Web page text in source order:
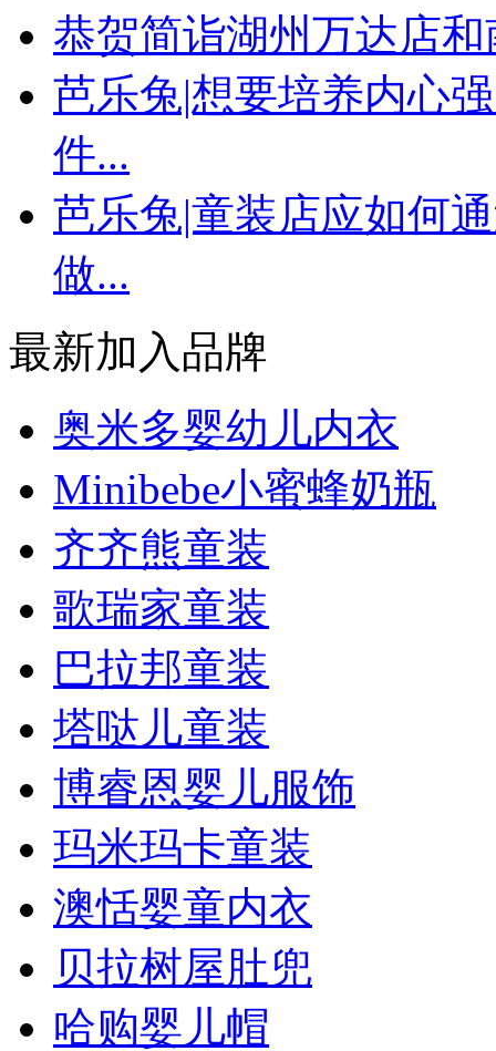
恭贺简诣湖州万达店
芭乐兔|想要培养内心
件...
芭乐兔|童装店应如何
做...
最新加入品牌
奥米多婴幼儿内衣
Minibebe小蜜蜂奶瓶
齐齐熊童装
歌瑞家童装
巴拉邦童装
塔哒儿童装
博睿恩婴儿服饰
玛米玛卡童装
澳恬婴童内衣
贝拉树屋肚兜
哈购婴儿帽